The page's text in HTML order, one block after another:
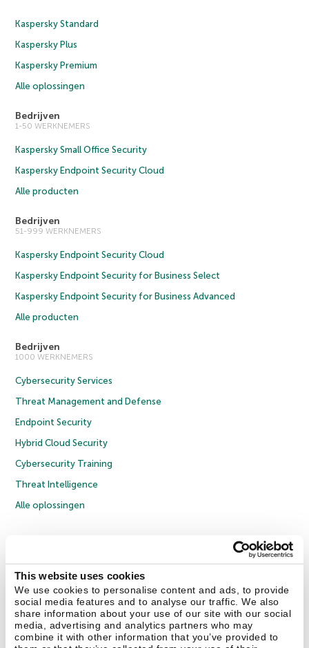
This website uses cookies
We use cookies to personalise content and ads, to provide
social media features and to analyse our traffic. We also
share information about your use of our site with our social
media, advertising and analytics partners who may
combine it with other information that you’ve provided to
Kaspersky Standard
Kaspersky Plus
Kaspersky Premium
Alle oplossingen
Bedrijven
1-50 WERKNEMERS
Kaspersky Small Office Security
Kaspersky Endpoint Security Cloud
Alle producten
Bedrijven
51-999 WERKNEMERS
Kaspersky Endpoint Security Cloud
Kaspersky Endpoint Security for Business Select
Kaspersky Endpoint Security for Business Advanced
Alle producten
Bedrijven
1000 WERKNEMERS
Cybersecurity Services
Threat Management and Defense
Endpoint Security
Hybrid Cloud Security
Cybersecurity Training
Threat Intelligence
Alle oplossingen
Privacybeleid
Licentieovereenkomst B2B
Cookies
Contact Us Over ons Partners Blog Resource Center
Persberichten
Vertrouwen in Kaspersky